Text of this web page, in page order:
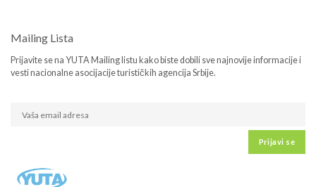
Mailing Lista
Prijavite se na YUTA Mailing listu kako biste dobili sve najnovije informacije i
vesti nacionalne asocijacije turističkih agencija Srbije.
Prijavi se